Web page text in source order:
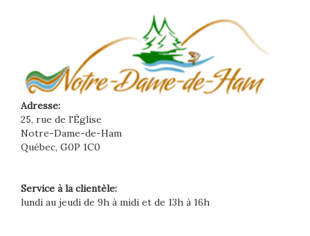
Adresse:
25, rue de l'Église
Notre-Dame-de-Ham
Québec, G0P 1C0
Service à la clientèle:
lundi au jeudi de 9h à midi et de 13h à 16h